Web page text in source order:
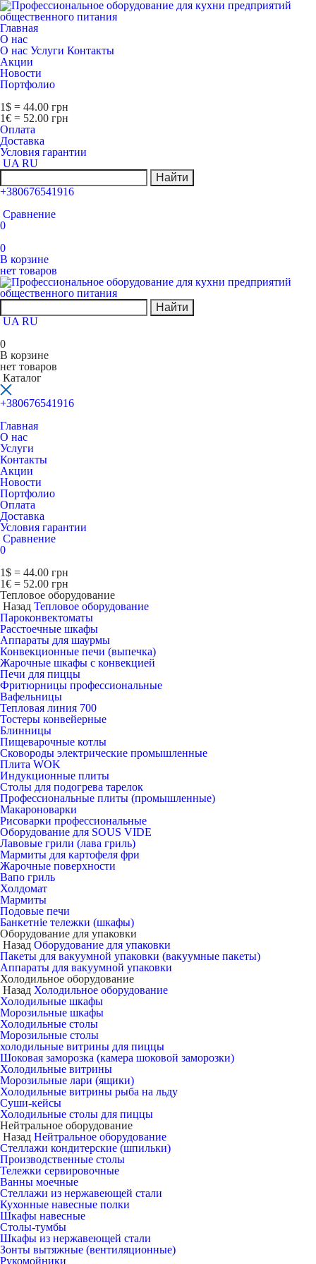
Главная
О нас
О нас Услуги Контакты
Акции
Новости
Портфолио
1$ = 44.00 грн
1€ = 52.00 грн
Оплата
Доставка
Условия гарантии
UA RU
Найти
+380676541916
Сравнение
0
0
В корзине
нет товаров
Найти
UA RU
0
В корзине
нет товаров
Каталог
+380676541916
Главная
О нас
Услуги
Контакты
Акции
Новости
Портфолио
Оплата
Доставка
Условия гарантии
Сравнение
0
1$ = 44.00 грн
1€ = 52.00 грн
Тепловое оборудование
Назад Тепловое оборудование
Пароконвектоматы
Расcтоечные шкафы
Аппараты для шаурмы
Конвекционные печи (выпечка)
Жарочные шкафы с конвекцией
Печи для пиццы
Фритюрницы профессиональные
Вафельницы
Тепловая линия 700
Тостеры конвейерные
Блинницы
Пищеварочные котлы
Сковороды электрические промышленные
Плита WOK
Индукционные плиты
Столы для подогрева тарелок
Профессиональные плиты (промышленные)
Макароноварки
Рисоварки профессиональные
Оборудование для SOUS VIDE
Лавовые грили (лава гриль)
Мармиты для картофеля фри
Жарочные поверхности
Вапо гриль
Холдомат
Мармиты
Подовые печи
Банкетніе тележки (шкафы)
Оборудование для упаковки
Назад Оборудование для упаковки
Пакеты для вакуумной упаковки (вакуумные пакеты)
Аппараты для вакуумной упаковки
Холодильное оборудование
Назад Холодильное оборудование
Холодильные шкафы
Морозильные шкафы
Холодильные столы
Морозильные столы
холодильные витрины для пиццы
Шоковая заморозка (камера шоковой заморозки)
Холодильные витрины
Морозильные лари (ящики)
Холодильные витрины рыба на льду
Суши-кейсы
Холодильные столы для пиццы
Нейтральное оборудование
Назад Нейтральное оборудование
Стеллажи кондитерские (шпильки)
Производственные столы
Тележки сервировочные
Ванны моечные
Стеллажи из нержавеющей стали
Кухонные навесные полки
Шкафы навесные
Столы-тумбы
Шкафы из нержавеющей стали
Зонты вытяжные (вентиляционные)
Рукомойники